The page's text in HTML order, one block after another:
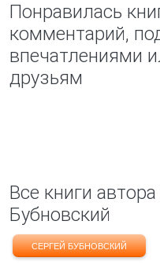
Понравилась
комментарий,
впечатлениями
друзьям
Все книги
Бубновский
СЕРГЕЙ БУБНОВСКИЙ